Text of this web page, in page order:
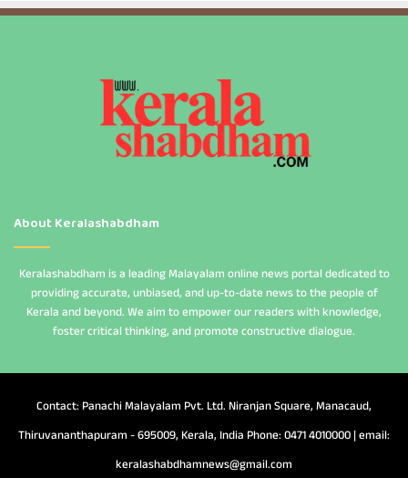
About Keralashabdham
Keralashabdham is a leading Malayalam online news portal dedicated to
providing accurate, unbiased, and up-to-date news to the people of
Kerala and beyond. We aim to empower our readers with knowledge,
foster critical thinking, and promote constructive dialogue.
Contact: Panachi Malayalam Pvt. Ltd. Niranjan Square, Manacaud,
Thiruvananthapuram - 695009, Kerala, India Phone: 0471 4010000 | email:
keralashabdhamnews@gmail.com